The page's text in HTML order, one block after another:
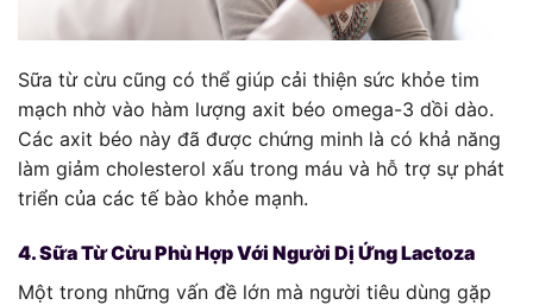
Sữa từ cừu cũng có thể giúp cải thiện sức khỏe tim
mạch nhờ vào hàm lượng axit béo omega-3 dồi dào.
Các axit béo này đã được chứng minh là có khả năng
làm giảm cholesterol xấu trong máu và hỗ trợ sự phát
triển của các tế bào khỏe mạnh.
4. Sữa Từ Cừu Phù Hợp Với Người Dị Ứng Lactoza
Một trong những vấn đề lớn mà người tiêu dùng gặp